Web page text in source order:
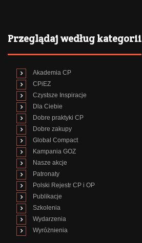
Przeglądaj według kategorii
Akademia CP
CPiEZ
Czystsze Inspiracje
Dla Ciebie
Dobre praktyki CP
Dobre zakupy
Global Compact
Kampania GOZ
Nasze akcje
Patronaty
Polski Rejestr CP i OP
Publikacje
Szkolenia
Wydarzenia
Wyróżnienia